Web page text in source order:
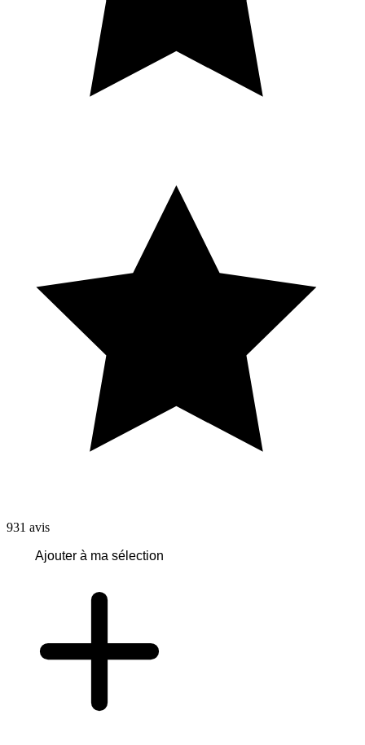
931 avis
Ajouter à ma sélection